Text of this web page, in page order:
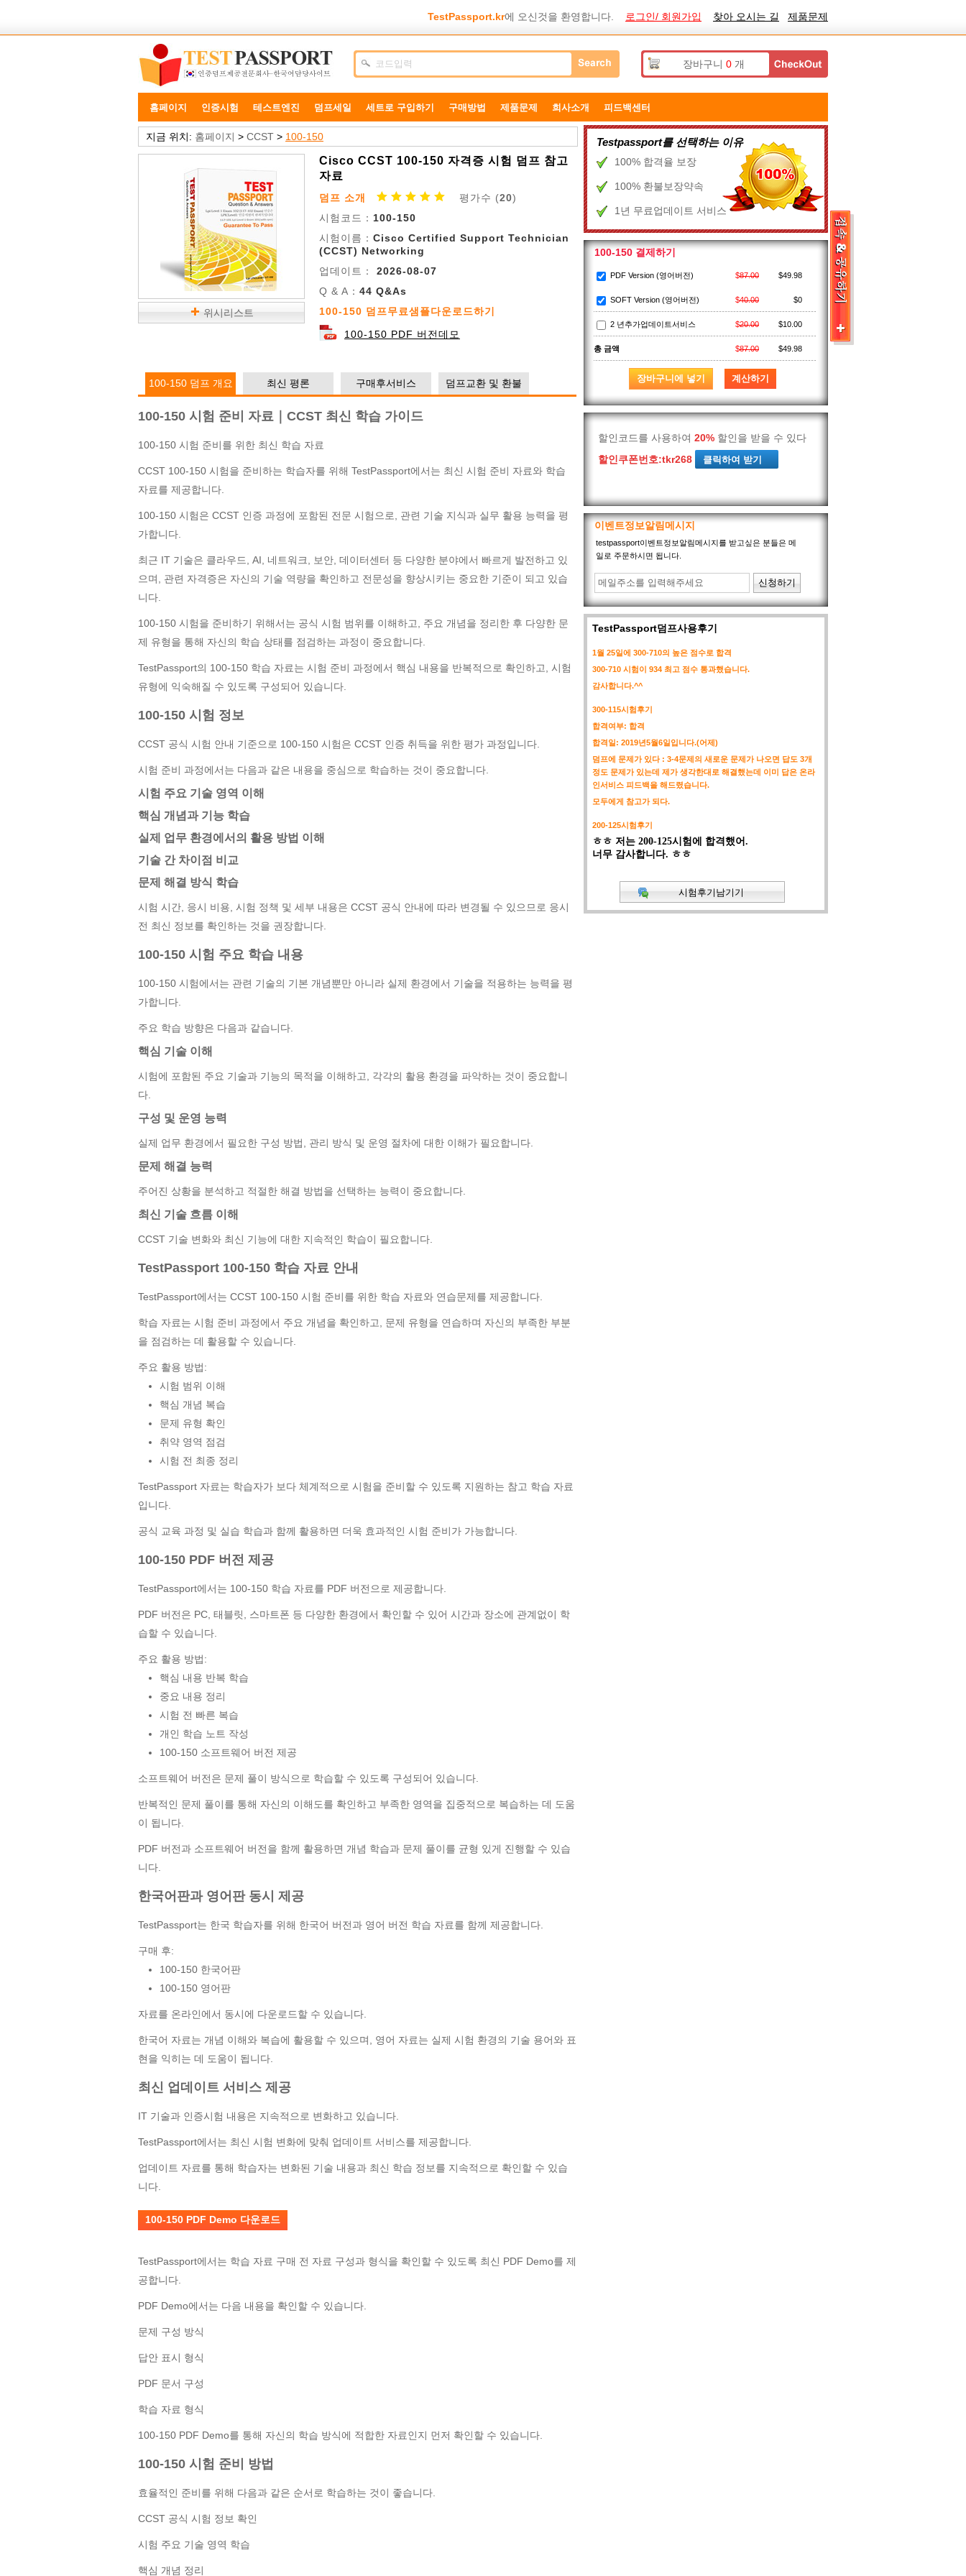
TestPassport.kr에 오신것을 환영합니다. 로그인/ 회원가입 찾아 오시는 길 제품문제
장바구니 0개
홈페이지 인증시험 테스트엔진 덤프세일 세트로 구입하기 구매방법 제품문제 희사소개 피드백센터
지금 위치: 홈페이지 > CCST > 100-150
위시리스트
Cisco CCST 100-150 자격증 시험 덤프 참고
자료
덤프 소개 평가수 (20)
시험코드： 100-150
시험이름： Cisco Certified Support Technician
(CCST) Networking
업데이트：
2026-08-07
Q & A： 44 Q&As
100-150 덤프무료샘플다운로드하기
100-150 PDF 버전데모
100-150 덤프 개요 최신 평론 구매후서비스 덤프교환 및 환불
100-150 시험 준비 자료｜CCST 최신 학습 가이드
100-150 시험 준비를 위한 최신 학습 자료
CCST 100-150 시험을 준비하는 학습자를 위해 TestPassport에서는 최신 시험 준비 자료와 학습
자료를 제공합니다.
100-150 시험은 CCST 인증 과정에 포함된 전문 시험으로, 관련 기술 지식과 실무 활용 능력을 평
가합니다.
최근 IT 기술은 클라우드, AI, 네트워크, 보안, 데이터센터 등 다양한 분야에서 빠르게 발전하고 있
으며, 관련 자격증은 자신의 기술 역량을 확인하고 전문성을 향상시키는 중요한 기준이 되고 있습
니다.
100-150 시험을 준비하기 위해서는 공식 시험 범위를 이해하고, 주요 개념을 정리한 후 다양한 문
제 유형을 통해 자신의 학습 상태를 점검하는 과정이 중요합니다.
TestPassport의 100-150 학습 자료는 시험 준비 과정에서 핵심 내용을 반복적으로 확인하고, 시험
유형에 익숙해질 수 있도록 구성되어 있습니다.
100-150 시험 정보
CCST 공식 시험 안내 기준으로 100-150 시험은 CCST 인증 취득을 위한 평가 과정입니다.
시험 준비 과정에서는 다음과 같은 내용을 중심으로 학습하는 것이 중요합니다.
시험 주요 기술 영역 이해
핵심 개념과 기능 학습
실제 업무 환경에서의 활용 방법 이해
기술 간 차이점 비교
문제 해결 방식 학습
시험 시간, 응시 비용, 시험 정책 및 세부 내용은 CCST 공식 안내에 따라 변경될 수 있으므로 응시
전 최신 정보를 확인하는 것을 권장합니다.
100-150 시험 주요 학습 내용
100-150 시험에서는 관련 기술의 기본 개념뿐만 아니라 실제 환경에서 기술을 적용하는 능력을 평
가합니다.
주요 학습 방향은 다음과 같습니다.
핵심 기술 이해
시험에 포함된 주요 기술과 기능의 목적을 이해하고, 각각의 활용 환경을 파악하는 것이 중요합니
다.
구성 및 운영 능력
실제 업무 환경에서 필요한 구성 방법, 관리 방식 및 운영 절차에 대한 이해가 필요합니다.
문제 해결 능력
주어진 상황을 분석하고 적절한 해결 방법을 선택하는 능력이 중요합니다.
최신 기술 흐름 이해
CCST 기술 변화와 최신 기능에 대한 지속적인 학습이 필요합니다.
TestPassport 100-150 학습 자료 안내
TestPassport에서는 CCST 100-150 시험 준비를 위한 학습 자료와 연습문제를 제공합니다.
학습 자료는 시험 준비 과정에서 주요 개념을 확인하고, 문제 유형을 연습하며 자신의 부족한 부분
을 점검하는 데 활용할 수 있습니다.
주요 활용 방법:
시험 범위 이해
핵심 개념 복습
문제 유형 확인
취약 영역 점검
시험 전 최종 정리
TestPassport 자료는 학습자가 보다 체계적으로 시험을 준비할 수 있도록 지원하는 참고 학습 자료
입니다.
공식 교육 과정 및 실습 학습과 함께 활용하면 더욱 효과적인 시험 준비가 가능합니다.
100-150 PDF 버전 제공
TestPassport에서는 100-150 학습 자료를 PDF 버전으로 제공합니다.
PDF 버전은 PC, 태블릿, 스마트폰 등 다양한 환경에서 확인할 수 있어 시간과 장소에 관계없이 학
습할 수 있습니다.
주요 활용 방법:
핵심 내용 반복 학습
중요 내용 정리
시험 전 빠른 복습
개인 학습 노트 작성
100-150 소프트웨어 버전 제공
소프트웨어 버전은 문제 풀이 방식으로 학습할 수 있도록 구성되어 있습니다.
반복적인 문제 풀이를 통해 자신의 이해도를 확인하고 부족한 영역을 집중적으로 복습하는 데 도움
이 됩니다.
PDF 버전과 소프트웨어 버전을 함께 활용하면 개념 학습과 문제 풀이를 균형 있게 진행할 수 있습
니다.
한국어판과 영어판 동시 제공
TestPassport는 한국 학습자를 위해 한국어 버전과 영어 버전 학습 자료를 함께 제공합니다.
구매 후:
100-150 한국어판
100-150 영어판
자료를 온라인에서 동시에 다운로드할 수 있습니다.
한국어 자료는 개념 이해와 복습에 활용할 수 있으며, 영어 자료는 실제 시험 환경의 기술 용어와 표
현을 익히는 데 도움이 됩니다.
최신 업데이트 서비스 제공
IT 기술과 인증시험 내용은 지속적으로 변화하고 있습니다.
TestPassport에서는 최신 시험 변화에 맞춰 업데이트 서비스를 제공합니다.
업데이트 자료를 통해 학습자는 변화된 기술 내용과 최신 학습 정보를 지속적으로 확인할 수 있습
니다.
100-150 PDF Demo 다운로드
TestPassport에서는 학습 자료 구매 전 자료 구성과 형식을 확인할 수 있도록 최신 PDF Demo를 제
공합니다.
PDF Demo에서는 다음 내용을 확인할 수 있습니다.
문제 구성 방식
답안 표시 형식
PDF 문서 구성
학습 자료 형식
100-150 PDF Demo를 통해 자신의 학습 방식에 적합한 자료인지 먼저 확인할 수 있습니다.
100-150 시험 준비 방법
효율적인 준비를 위해 다음과 같은 순서로 학습하는 것이 좋습니다.
CCST 공식 시험 정보 확인
시험 주요 기술 영역 학습
핵심 개념 정리
Testpassport를 선택하는 이유
100% 합격율 보장
100% 환불보장약속
1년 무료업데이트 서비스
100-150 결제하기
PDF Version (영어버전) $87.00 $49.98
SOFT Version (영어버전) $40.00 $0
2 년추가업데이트서비스 $20.00 $10.00
총 금액 $87.00 $49.98
할인코드를 사용하여 20% 할인을 받을 수 있다
할인쿠폰번호:tkr268
이벤트정보알림메시지
testpassport이벤트정보알림메시지를 받고싶은 분들은 메
일로 주문하시면 됩니다.
TestPassport덤프사용후기
1월 25일에 300-710의 높은 점수로 합격
300-710 시험이 934 최고 점수 통과했습니다.
감사합니다.^^
300-115시험후기
합격여부: 합격
합격일: 2019년5월6일입니다.(어제)
덤프에 문제가 있다 : 3-4문제의 새로운 문제가 나오면 답도 3개
정도 문제가 있는데 제가 생각한대로 해결했는데 이미 답은 온라
인서비스 피드백을 해드렸습니다.
모두에게 참고가 되다.
200-125시험후기
ㅎㅎ 저는 200-125시험에 합격했어.
너무 감사합니다. ㅎㅎ